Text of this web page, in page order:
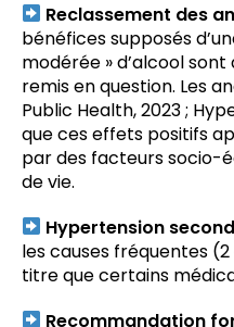
Reclassement des
bénéfices supposés
modérée » d’alcool
remis en question. Les
Public Health, 2023 ;
que ces effets positifs
par des facteurs socio-
de vie.
Hypertension
les causes fréquentes
titre que certains
Recommandation